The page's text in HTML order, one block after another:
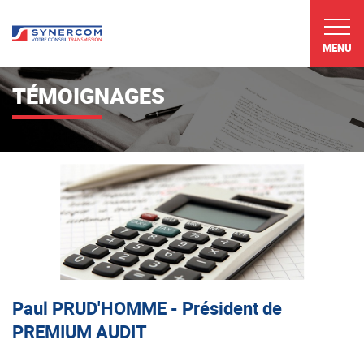
MENU
TÉMOIGNAGES
Paul PRUD'HOMME - Président de
PREMIUM AUDIT